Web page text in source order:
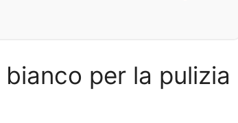
bianco per la pulizia